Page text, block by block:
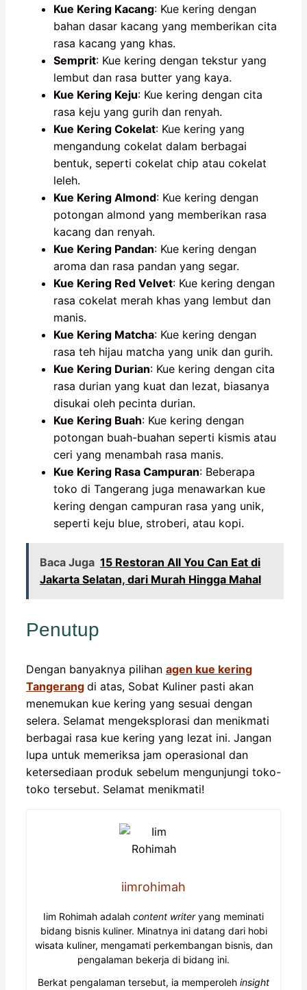
Kue Kering Kacang: Kue kering dengan
bahan dasar kacang yang memberikan cita
rasa kacang yang khas.
Semprit: Kue kering dengan tekstur yang
lembut dan rasa butter yang kaya.
Kue Kering Keju: Kue kering dengan cita
rasa keju yang gurih dan renyah.
Kue Kering Cokelat: Kue kering yang
mengandung cokelat dalam berbagai
bentuk, seperti cokelat chip atau cokelat
leleh.
Kue Kering Almond: Kue kering dengan
potongan almond yang memberikan rasa
kacang dan renyah.
Kue Kering Pandan: Kue kering dengan
aroma dan rasa pandan yang segar.
Kue Kering Red Velvet: Kue kering dengan
rasa cokelat merah khas yang lembut dan
manis.
Kue Kering Matcha: Kue kering dengan
rasa teh hijau matcha yang unik dan gurih.
Kue Kering Durian: Kue kering dengan cita
rasa durian yang kuat dan lezat, biasanya
disukai oleh pecinta durian.
Kue Kering Buah: Kue kering dengan
potongan buah-buahan seperti kismis atau
ceri yang menambah rasa manis.
Kue Kering Rasa Campuran: Beberapa
toko di Tangerang juga menawarkan kue
kering dengan campuran rasa yang unik,
seperti keju blue, stroberi, atau kopi.
Baca Juga 15 Restoran All You Can Eat di
Jakarta Selatan, dari Murah Hingga Mahal
Penutup
Dengan banyaknya pilihan agen kue kering
Tangerang di atas, Sobat Kuliner pasti akan
menemukan kue kering yang sesuai dengan
selera. Selamat mengeksplorasi dan menikmati
berbagai rasa kue kering yang lezat ini. Jangan
lupa untuk memeriksa jam operasional dan
ketersediaan produk sebelum mengunjungi toko-
toko tersebut. Selamat menikmati!
iimrohimah
Iim Rohimah adalah content writeryang meminati
bidang bisnis kuliner. Minatnya ini datang dari hobi
wisata kuliner, mengamati perkembangan bisnis, dan
pengalaman bekerja di bidang ini.
Berkat pengalaman tersebut, ia memperoleh insight